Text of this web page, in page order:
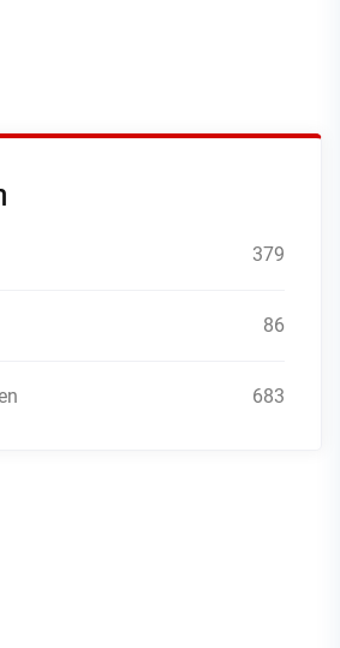
379
86
683